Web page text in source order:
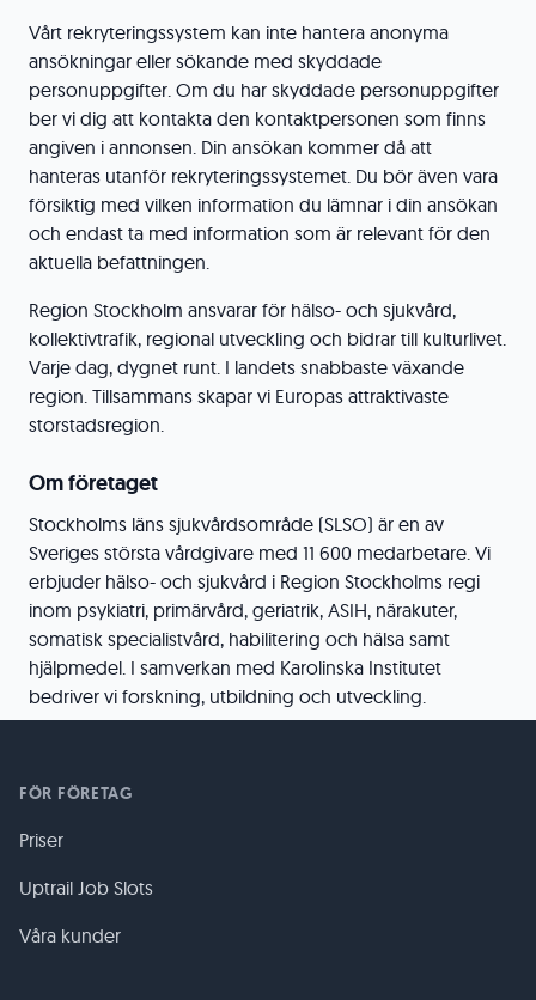
Vårt rekryteringssystem kan inte hantera anonyma
ansökningar eller sökande med skyddade
personuppgifter. Om du har skyddade personuppgifter
ber vi dig att kontakta den kontaktpersonen som finns
angiven i annonsen. Din ansökan kommer då att
hanteras utanför rekryteringssystemet. Du bör även vara
försiktig med vilken information du lämnar i din ansökan
och endast ta med information som är relevant för den
aktuella befattningen.
Region Stockholm ansvarar för hälso- och sjukvård,
kollektivtrafik, regional utveckling och bidrar till kulturlivet.
Varje dag, dygnet runt. I landets snabbaste växande
region. Tillsammans skapar vi Europas attraktivaste
storstadsregion.
Om företaget
Stockholms läns sjukvårdsområde (SLSO) är en av
Sveriges största vårdgivare med 11 600 medarbetare. Vi
erbjuder hälso- och sjukvård i Region Stockholms regi
inom psykiatri, primärvård, geriatrik, ASIH, närakuter,
somatisk specialistvård, habilitering och hälsa samt
hjälpmedel. I samverkan med Karolinska Institutet
bedriver vi forskning, utbildning och utveckling.
FÖR FÖRETAG
Priser
Uptrail Job Slots
Våra kunder